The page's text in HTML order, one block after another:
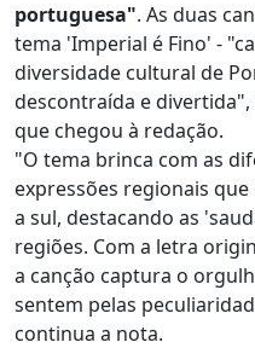
portuguesa". As duas
tema 'Imperial é Fino' -
diversidade cultural de
descontraída e
que chegou à redação.
"O tema brinca com as
expressões regionais
a sul, destacando as
regiões. Com a letra
a canção captura o
sentem pelas
continua a nota.